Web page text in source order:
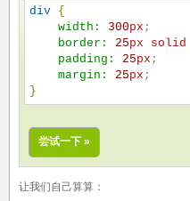
div {
width:
300px ;
border:
25px solid
padding:
25px ;
margin:
25px
}
尝试一下 »
让我们自己算算：